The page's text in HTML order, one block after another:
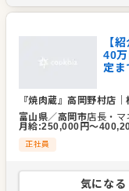
【
40
定ま
『焼肉蔵』高岡野村店 ｜
富山県／高岡市店長・マ
月給:250,000 円〜
正社員
気になる